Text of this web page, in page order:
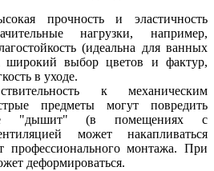
прочность и эластичность
нагрузки, например,
(идеальна для ванных
широкий выбор цветов и фактур,
в уходе.
к механическим
предметы могут повредить
не "дышит" (в помещениях с
может накапливаться
профессионального монтажа. При
деформироваться.